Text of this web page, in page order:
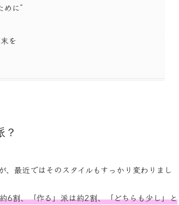
に”
を
？
最近ではそのスタイルもすっかり変わりまし
6割、「作る」派は約2割、「どちらも少し」と